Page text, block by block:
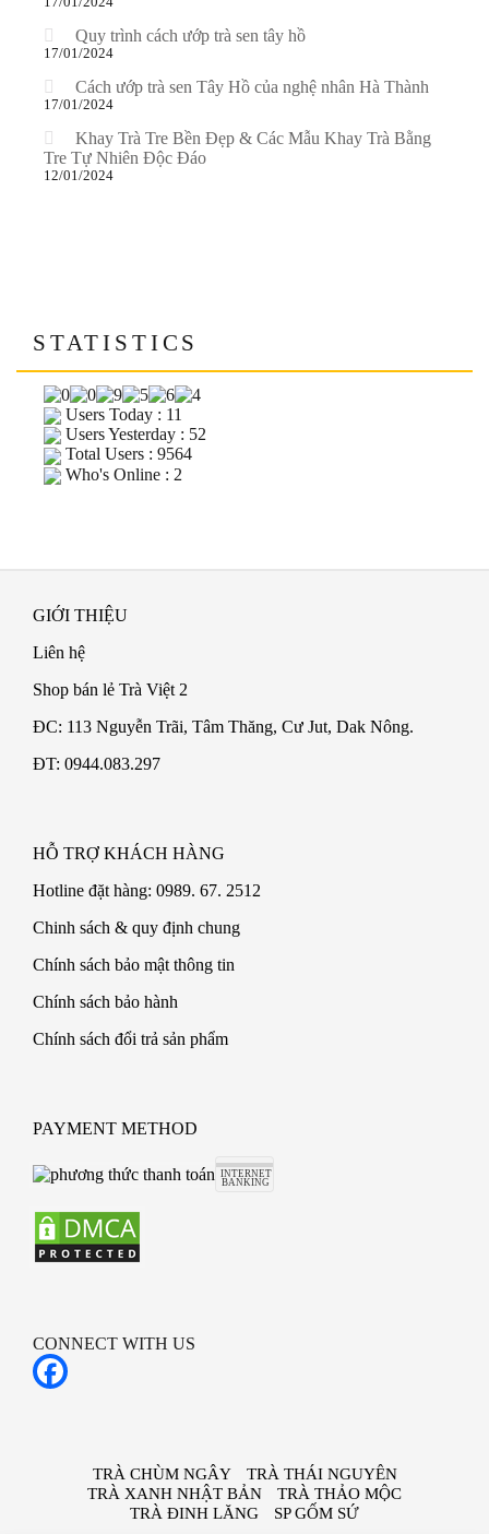
Quy trình cách ướp trà sen tây hồ
17/01/2024
Cách ướp trà sen Tây Hồ của nghệ nhân Hà Thành
17/01/2024
Khay Trà Tre Bền Đẹp & Các Mẫu Khay Trà Bằng
Tre Tự Nhiên Độc Đáo
12/01/2024
STATISTICS
Users Today : 11
Users Yesterday : 52
Total Users : 9564
Who's Online : 2
GIỚI THIỆU
Liên hệ
Shop bán lẻ Trà Việt 2
ĐC: 113 Nguyễn Trãi, Tâm Thăng, Cư Jut, Dak Nông.
ĐT: 0944.083.297
HỖ TRỢ KHÁCH HÀNG
Hotline đặt hàng: 0989. 67. 2512
Chinh sách & quy định chung
Chính sách bảo mật thông tin
Chính sách bảo hành
Chính sách đổi trả sản phẩm
PAYMENT METHOD
CONNECT WITH US
TRÀ CHÙM NGÂY
TRÀ THÁI NGUYÊN
TRÀ XANH NHẬT BẢN
TRÀ THẢO MỘC
TRÀ ĐINH LĂNG
SP GỐM SỨ